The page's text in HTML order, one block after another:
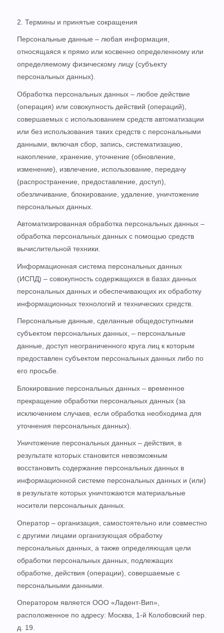
2. Термины и принятые сокращения
Персональные данные – любая информация,
относящаяся к прямо или косвенно определенному или
определяемому физическому лицу (субъекту
персональных данных).
Обработка персональных данных – любое действие
(операция) или совокупность действий (операций),
совершаемых с использованием средств автоматизации
или без использования таких средств с персональными
данными, включая сбор, запись, систематизацию,
накопление, хранение, уточнение (обновление,
изменение), извлечение, использование, передачу
(распространение, предоставление, доступ),
обезличивание, блокирование, удаление, уничтожение
персональных данных.
Автоматизированная обработка персональных данных –
обработка персональных данных с помощью средств
вычислительной техники.
Информационная система персональных данных
(ИСПД) – совокупность содержащихся в базах данных
персональных данных и обеспечивающих их обработку
информационных технологий и технических средств.
Персональные данные, сделанные общедоступными
субъектом персональных данных, – персональные
данные, доступ неограниченного круга лиц к которым
предоставлен субъектом персональных данных либо по
его просьбе.
Блокирование персональных данных – временное
прекращение обработки персональных данных (за
исключением случаев, если обработка необходима для
уточнения персональных данных).
Уничтожение персональных данных – действия, в
результате которых становится невозможным
восстановить содержание персональных данных в
информационной системе персональных данных и (или)
в результате которых уничтожаются материальные
носители персональных данных.
Оператор – организация, самостоятельно или совместно
с другими лицами организующая обработку
персональных данных, а также определяющая цели
обработки персональных данных, подлежащих
обработке, действия (операции), совершаемые с
персональными данными.
Оператором является ООО «Ладент-Вип»,
расположенное по адресу: Москва, 1-й Колобовский пер.
д. 19.